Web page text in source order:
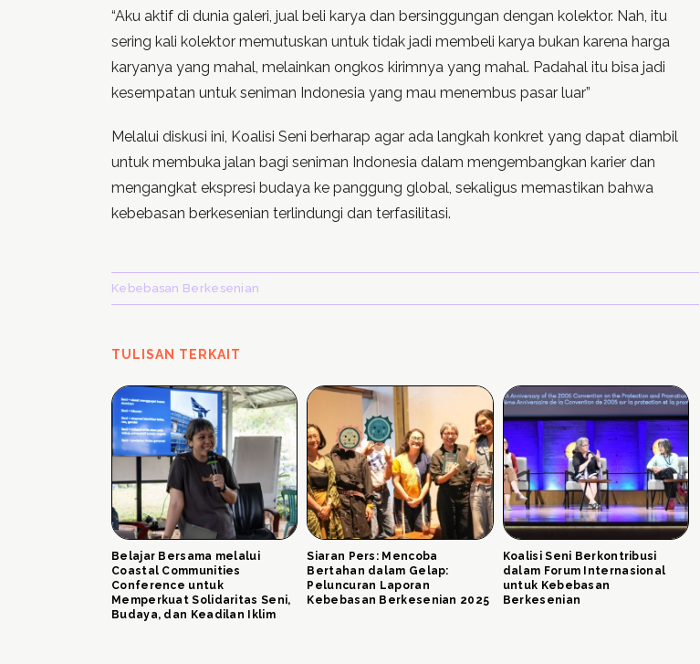
“Aku aktif di dunia galeri, jual beli karya dan bersinggungan dengan kolektor. Nah, itu
sering kali kolektor memutuskan untuk tidak jadi membeli karya bukan karena harga
karyanya yang mahal, melainkan ongkos kirimnya yang mahal. Padahal itu bisa jadi
kesempatan untuk seniman Indonesia yang mau menembus pasar luar”
Melalui diskusi ini, Koalisi Seni berharap agar ada langkah konkret yang dapat diambil
untuk membuka jalan bagi seniman Indonesia dalam mengembangkan karier dan
mengangkat ekspresi budaya ke panggung global, sekaligus memastikan bahwa
kebebasan berkesenian terlindungi dan terfasilitasi.
Kebebasan Berkesenian
TULISAN TERKAIT
Belajar Bersama melalui
Coastal Communities
Conference untuk
Memperkuat Solidaritas Seni,
Budaya, dan Keadilan Iklim
Siaran Pers: Mencoba
Bertahan dalam Gelap:
Peluncuran Laporan
Kebebasan Berkesenian 2025
Koalisi Seni Berkontribusi
dalam Forum Internasional
untuk Kebebasan
Berkesenian